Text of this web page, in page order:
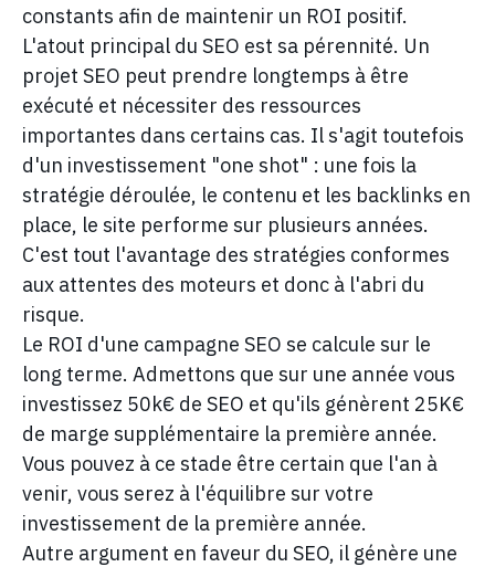
constants afin de maintenir un ROI positif.
L'atout principal du SEO est sa pérennité. Un
projet SEO peut prendre longtemps à être
exécuté et nécessiter des ressources
importantes dans certains cas. Il s'agit toutefois
d'un investissement "one shot" : une fois la
stratégie déroulée, le contenu et les backlinks en
place, le site performe sur plusieurs années.
C'est tout l'avantage des stratégies conformes
aux attentes des moteurs et donc à l'abri du
risque.
Le ROI d'une campagne SEO se calcule sur le
long terme. Admettons que sur une année vous
investissez 50k€ de SEO et qu'ils génèrent 25K€
de marge supplémentaire la première année.
Vous pouvez à ce stade être certain que l'an à
venir, vous serez à l'équilibre sur votre
investissement de la première année.
Autre argument en faveur du SEO, il génère une